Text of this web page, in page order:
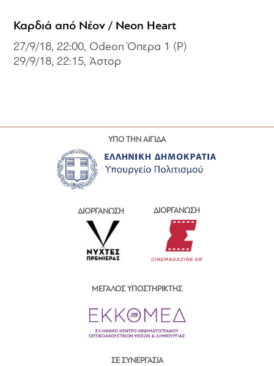
Καρδιά από Νέον / Neon Heart
27/9/18, 22:00, Odeon Όπερα 1 (P)
29/9/18, 22:15, Άστορ
ΥΠΟ ΤΗΝ ΑΙΓΙΔΑ
ΔΙΟΡΓΑΝΩΣΗ ΔΙΟΡΓΑΝΩΣΗ
ΜΕΓΑΛΟΣ ΥΠΟΣΤΗΡΙΚΤΗΣ
ΣΕ ΣΥΝΕΡΓΑΣΙΑ